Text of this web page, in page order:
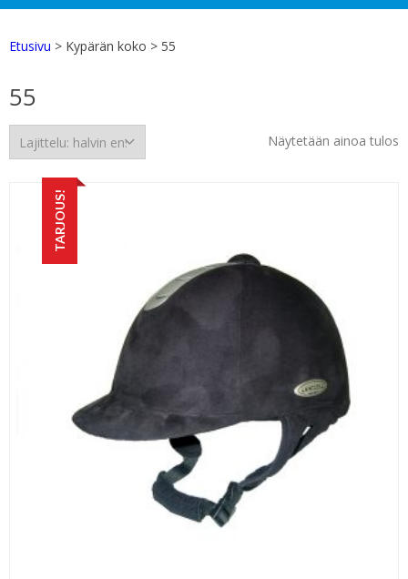
Etusivu > Kypärän koko > 55
55
Näytetään ainoa tulos
TARJOUS!